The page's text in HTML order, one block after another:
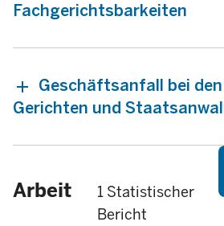
Fachgerichtsbarkeiten
Geschäftsanfall bei
Gerichten und
Arbeit
1 Statistischer
Bericht